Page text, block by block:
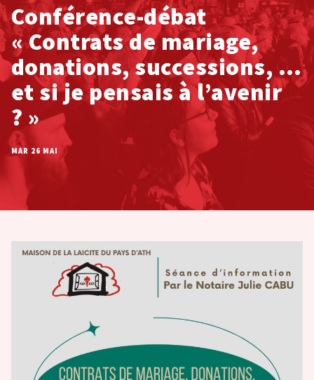
Conférence-débat
« Contrats de mariage,
donations, successions, …
et si je pensais à l’avenir
? »
MAR 26 MAI